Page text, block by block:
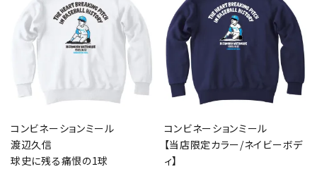
コンビネーションミール
渡辺久信
球史に残る痛恨の1球
コンビネーションミール
【当店限定カラー/ネイビーボデ
ィ】